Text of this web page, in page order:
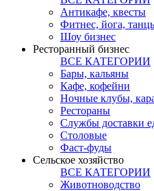
Антикафе, квесты
Фитнес, йога,
Шоу бизнес
Ресторанный бизнес
ВСЕ КАТЕГОРИИ
Бары, кальяны
Кафе, кофейни
Ночные клубы,
Рестораны
Службы доставки
Столовые
Фаст-фуды
Сельское хозяйство
ВСЕ КАТЕГОРИИ
Животноводство